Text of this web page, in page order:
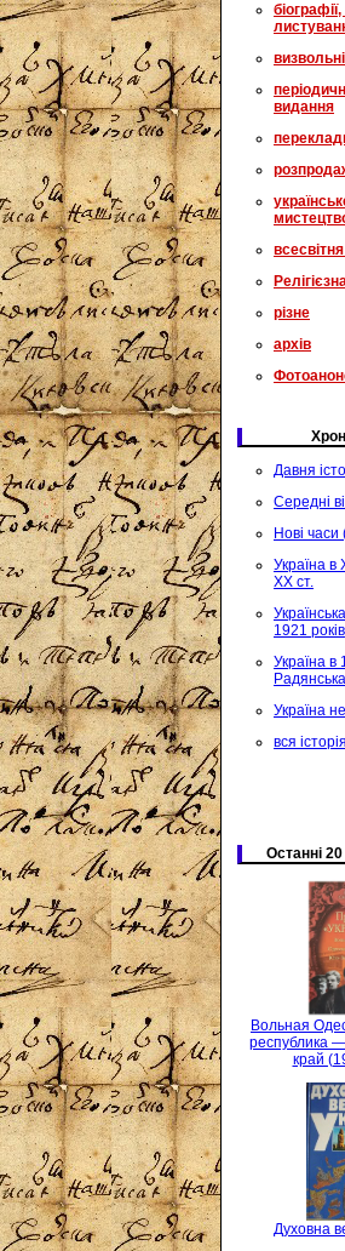
видання
всесвітня
різне
архів
Давня
Середні
Нові часи
Україна в
XX ст.
1921 років
Україна в
Україна
вся
Останні
Вольная
республика
край
Духовна